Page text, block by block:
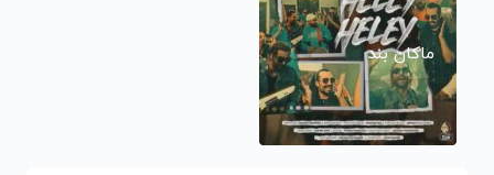
ماکان بند